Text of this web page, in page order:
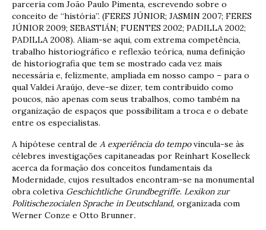
parceria com João Paulo Pimenta, escrevendo sobre o
conceito de “história”. (FERES JÚNIOR; JASMIN 2007; FERES
JÚNIOR 2009; SEBASTIÁN; FUENTES 2002; PADILLA 2002;
PADILLA 2008). Aliam-se aqui, com extrema competência,
trabalho historiográfico e reflexão teórica, numa definição
de historiografia que tem se mostrado cada vez mais
necessária e, felizmente, ampliada em nosso campo – para o
qual Valdei Araújo, deve-se dizer, tem contribuído como
poucos, não apenas com seus trabalhos, como também na
organização de espaços que possibilitam a troca e o debate
entre os especialistas.
A hipótese central de A experiência do tempovincula-se às
célebres investigações capitaneadas por Reinhart Koselleck
acerca da formação dos conceitos fundamentais da
Modernidade, cujos resultados encontram-se na monumental
obra coletiva Geschichtliche Grundbegriffe. Lexikon zur
Politischezocialen Sprache in Deutschland, organizada com
Werner Conze e Otto Brunner.